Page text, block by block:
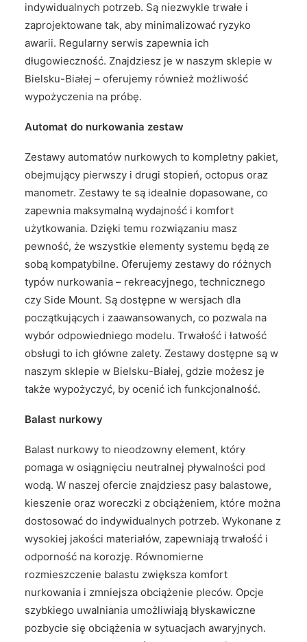
indywidualnych potrzeb. Są niezwykle trwałe i
zaprojektowane tak, aby minimalizować ryzyko
awarii. Regularny serwis zapewnia ich
długowieczność. Znajdziesz je w naszym sklepie w
Bielsku-Białej – oferujemy również możliwość
wypożyczenia na próbę.
Automat do nurkowania zestaw
Zestawy automatów nurkowych to kompletny pakiet,
obejmujący pierwszy i drugi stopień, octopus oraz
manometr. Zestawy te są idealnie dopasowane, co
zapewnia maksymalną wydajność i komfort
użytkowania. Dzięki temu rozwiązaniu masz
pewność, że wszystkie elementy systemu będą ze
sobą kompatybilne. Oferujemy zestawy do różnych
typów nurkowania – rekreacyjnego, technicznego
czy Side Mount. Są dostępne w wersjach dla
początkujących i zaawansowanych, co pozwala na
wybór odpowiedniego modelu. Trwałość i łatwość
obsługi to ich główne zalety. Zestawy dostępne są w
naszym sklepie w Bielsku-Białej, gdzie możesz je
także wypożyczyć, by ocenić ich funkcjonalność.
Balast nurkowy
Balast nurkowy to nieodzowny element, który
pomaga w osiągnięciu neutralnej pływalności pod
wodą. W naszej ofercie znajdziesz pasy balastowe,
kieszenie oraz woreczki z obciążeniem, które można
dostosować do indywidualnych potrzeb. Wykonane z
wysokiej jakości materiałów, zapewniają trwałość i
odporność na korozję. Równomierne
rozmieszczenie balastu zwiększa komfort
nurkowania i zmniejsza obciążenie pleców. Opcje
szybkiego uwalniania umożliwiają błyskawiczne
pozbycie się obciążenia w sytuacjach awaryjnych.